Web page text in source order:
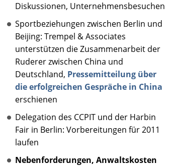
Diskussionen, Unternehmensbesuchen
Sportbeziehungen zwischen Berlin und
Beijing: Trempel & Associates
unterstützen die Zusammenarbeit der
Ruderer zwischen China und
Deutschland, Pressemitteilung über
die erfolgreichen Gespräche in China
erschienen
Delegation des CCPIT und der Harbin
Fair in Berlin: Vorbereitungen für 2011
laufen
Nebenforderungen, Anwaltskosten